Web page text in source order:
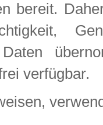
bereit.
Daten
verfügbar.